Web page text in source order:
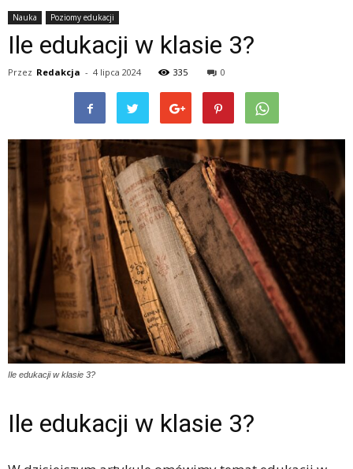
Nauka Poziomy edukacji
Ile edukacji w klasie 3?
Przez Redakcja - 4 lipca 2024 335 0
Ile edukacji w klasie 3?
Ile edukacji w klasie 3?